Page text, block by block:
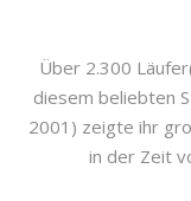
Über 2.300
diesem beliebten
2001) zeigte ihr
in der Zeit